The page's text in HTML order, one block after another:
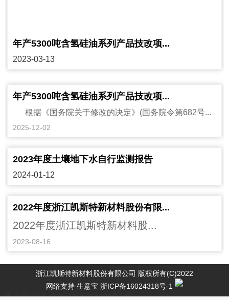
年产5300吨含氢硅油系列产品技改项...
2023-03-13
年产5300吨含氢硅油系列产品技改项...
根据《国务院关于修改的决定》(国务院令第682号...
2025-12-02
2023年度土壤地下水自行监测报告
2024-01-12
2022年度浙江凯斯特新材料股份有限...
2022年度浙江凯斯特新材料股...
2023-08-16
浙江凯斯特新材料股份有限公司 版权所有(C)2022
网络支持 生意宝 浙ICP备16024318号-1
浙公网安备 33011302000681号